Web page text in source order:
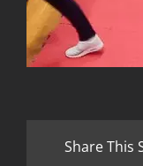
Share This